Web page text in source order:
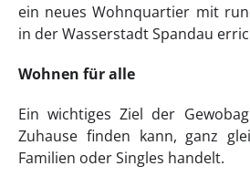
ein neues Wohnquartier mit
in der Wasserstadt Spandau
Wohnen für alle
Ein wichtiges Ziel der
Zuhause finden kann, ganz
Familien oder Singles handelt.